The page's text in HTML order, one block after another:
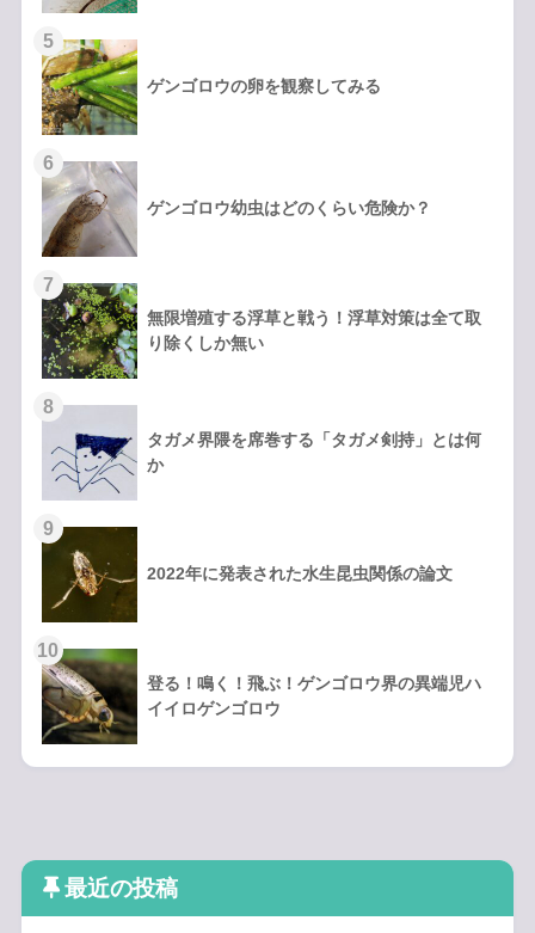
ゲンゴロウの卵を観察してみる
ゲンゴロウ幼虫はどのくらい危険か？
無限増殖する浮草と戦う！浮草対策は全て取
り除くしか無い
タガメ界隈を席巻する「タガメ剣持」とは何
か
2022年に発表された水生昆虫関係の論文
登る！鳴く！飛ぶ！ゲンゴロウ界の異端児ハ
イイロゲンゴロウ
最近の投稿